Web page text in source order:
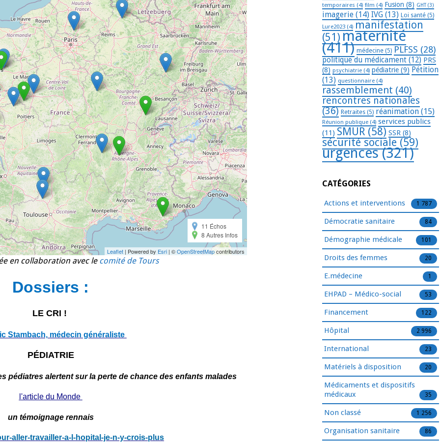
11 Échos
8 Autres Infos
Leaflet | Powered by Esri | ©OpenStreetMapcontributors
en collaboration avec le comité de Tours
Dossiers :
LE CRI !
Stambach, médecin généraliste
PÉDIATRIE
pédiatres alertent sur la perte de chance des enfants malades
l'articledu Monde
un témoignage rennais
aller-travailler-a-l-hopital-je-n-y-crois-plus
temporaires (4) film (4) Fusion (8) GHT(3)
imagerie (14) IVG (13) Loi santé (5)
Lure2023 (4) manifestation
(51) maternité
(411) médecine (5) PLFSS (28)
politique du médicament (12) PRS
(8) psychiatrie (4) pédiatrie (9) Pétition
(13) questionnaire (4)
rassemblement (40)
rencontres nationales
(36) Retraites (5) réanimation (15)
Réunion publique (4) services publics
(11) SMUR (58) SSR (8)
sécurité sociale (59)
urgences(321)
CATÉGORIES
Actions et interventions 1 787
Démocratie sanitaire 84
Démographie médicale 101
Droits des femmes 20
E.médecine 1
EHPAD – Médico-social 53
Financement 122
Hôpital 2 996
International 23
Matériels à disposition 20
Médicaments et dispositifs
médicaux
35
Non classé 1 256
Organisation sanitaire 86